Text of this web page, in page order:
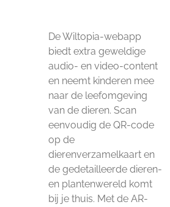
De Wiltopia-webapp
biedt extra geweldige
audio- en video-content
en neemt kinderen mee
naar de leefomgeving
van de dieren. Scan
eenvoudig de QR-code
op de
dierenverzamelkaart en
de gedetailleerde dieren-
en plantenwereld komt
bij je thuis. Met de AR-